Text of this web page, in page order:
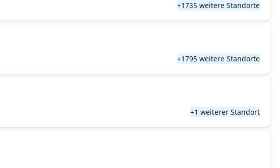
+1735 weitere Standorte
+1795 weitere Standorte
+1 weiterer Standort